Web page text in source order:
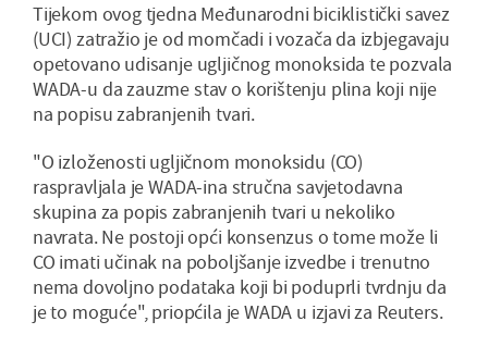
Tijekom ovog tjedna Međunarodni biciklistički savez
(UCI) zatražio je od momčadi i vozača da izbjegavaju
opetovano udisanje ugljičnog monoksida te pozvala
WADA-u da zauzme stav o korištenju plina koji nije
na popisu zabranjenih tvari.
"O izloženosti ugljičnom monoksidu (CO)
raspravljala je WADA-ina stručna savjetodavna
skupina za popis zabranjenih tvari u nekoliko
navrata. Ne postoji opći konsenzus o tome može li
CO imati učinak na poboljšanje izvedbe i trenutno
nema dovoljno podataka koji bi poduprli tvrdnju da
je to moguće", priopćila je WADA u izjavi za Reuters.